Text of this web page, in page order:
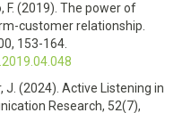
F. (2019). The power of
customer relationship.
153-164.
J. (2024). Active Listening in
Research, 52(7),